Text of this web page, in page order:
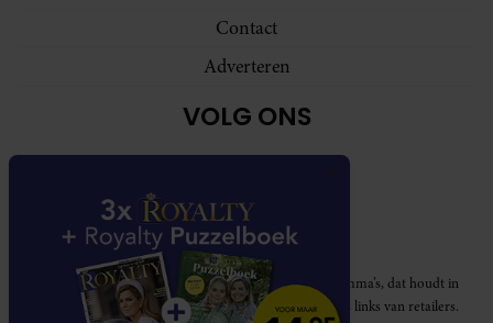
Contact
Adverteren
VOLG ONS
Royalty participeert in diverse affiliate marketing programma’s, dat houdt in
dat Royalty commissies ontvangt voor aankopen middels links van retailers.